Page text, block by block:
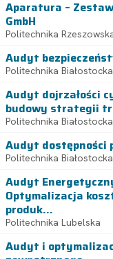
Aparatura – Zestaw
GmbH
Politechnika
Audyt
Politechnika Białostocka
Audyt dojrzałości
budowy strategii
Politechnika Białostocka
Audyt dostępności
Politechnika Białostocka
Audyt
Optymalizacja
produk...
Politechnika Lubelska
Audyt i